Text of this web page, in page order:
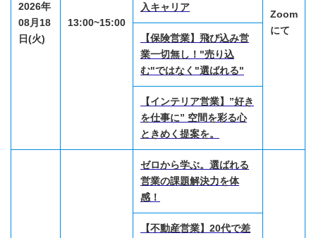
2026年
08月18
日(火)
13:00~15:00
Zoom
にて
入キャリア
【保険営業】飛び込み営
業一切無し！"売り込
む"ではなく"選ばれる"
【インテリア営業】”好き
を仕事に” 空間を彩る心
ときめく提案を。
ゼロから学ぶ。選ばれる
営業の課題解決力を体
感！
【不動産営業】20代で差